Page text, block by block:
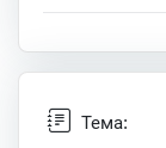
Тема: